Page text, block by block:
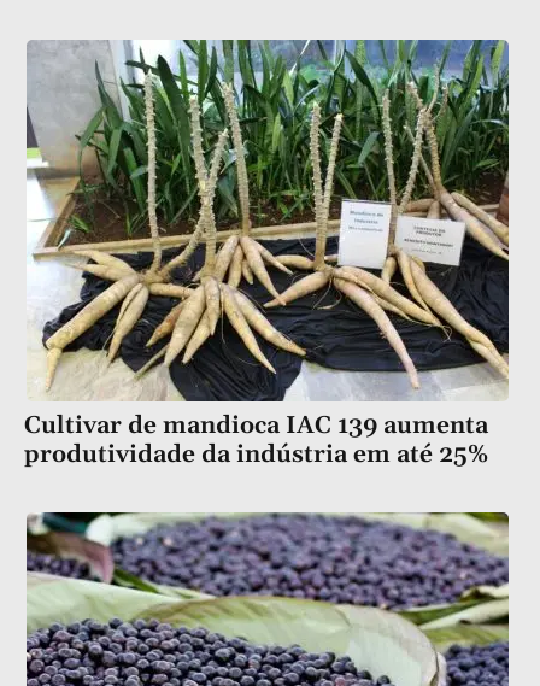
Cultivar de mandioca IAC 139 aumenta
produtividade da indústria em até 25%